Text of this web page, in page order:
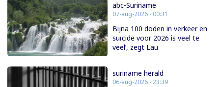
abc-Suriname
07-aug-2026 - 00:31
Bijna 100 doden in verkeer en
suïcide voor 2026 is veel te
veel’, zegt Lau
suriname herald
06-aug-2026 - 23:39